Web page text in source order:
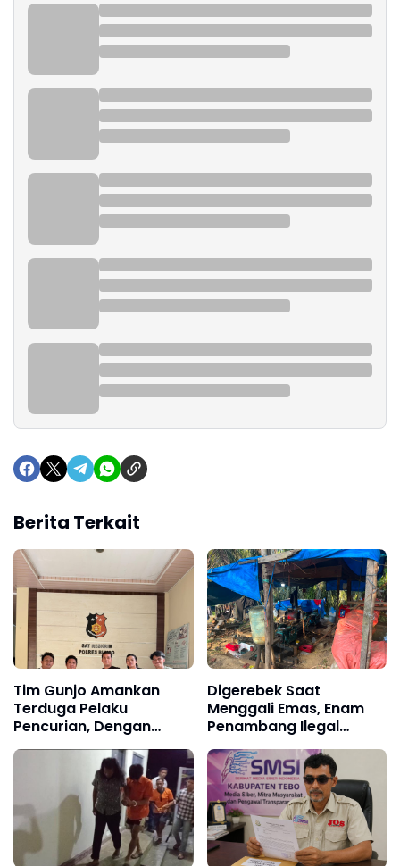
Berita Terkait
Tim Gunjo Amankan
Terduga Pelaku
Pencurian, Dengan
Modus "Informasi
Bohong ke Korban"
Digerebek Saat
Menggali Emas, Enam
Penambang Ilegal
"Lubang Jarum"
Diamankan Satreskrim
Polres Bungo